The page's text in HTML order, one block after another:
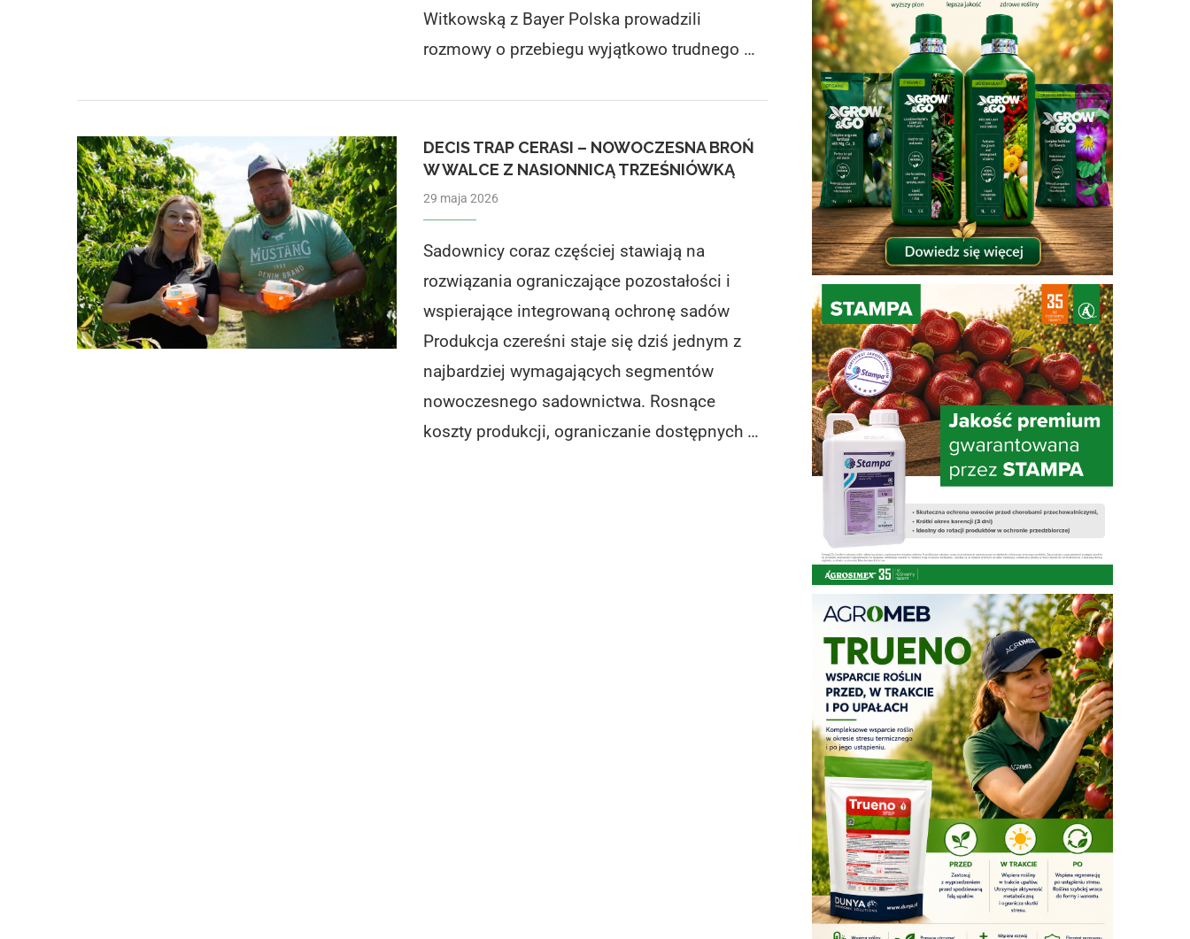
Witkowską z Bayer Polska prowadzili
rozmowy o przebiegu wyjątkowo trudnego …
DECIS TRAP CERASI – NOWOCZESNA BROŃ
W WALCE Z NASIONNICĄ TRZEŚNIÓWKĄ
29 maja 2026
Sadownicy coraz częściej stawiają na
rozwiązania ograniczające pozostałości i
wspierające integrowaną ochronę sadów
Produkcja czereśni staje się dziś jednym z
najbardziej wymagających segmentów
nowoczesnego sadownictwa. Rosnące
koszty produkcji, ograniczanie dostępnych …